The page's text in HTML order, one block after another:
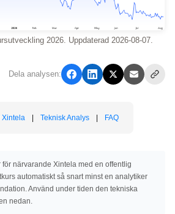
2026. Uppdaterad 2026-08-07.
Dela analysen:
Xintela Teknisk Analys FAQ
för närvarande Xintela med en offentlig
automatiskt så snart minst en analytiker
Använd under tiden den tekniska
nedan.